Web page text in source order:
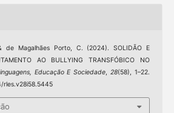
de Magalhães Porto, C. (2024). SOLIDÃO E
AO BULLYING TRANSFÓBICO NO
Educação E Sociedade,28(58), 1–22.